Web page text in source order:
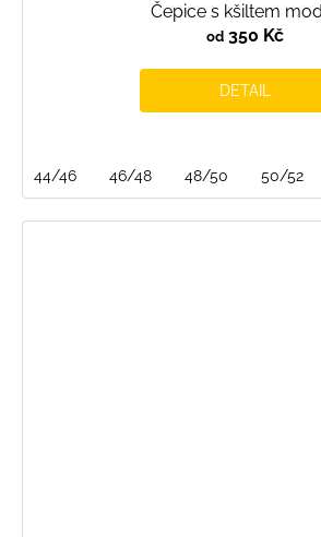
Čepice s kšiltem
od350 Kč
DETAIL
44/46 46/48 48/50 50/52